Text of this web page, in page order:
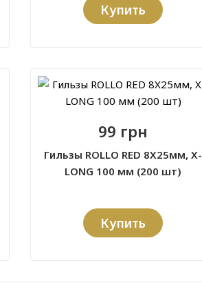
Купить
99 грн
Гильзы ROLLO RED 8X25мм, X-
LONG 100 мм (200 шт)
Купить